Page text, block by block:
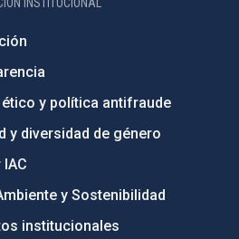
y política antifraude
y diversidad de género
y Sostenibilidad
institucionales